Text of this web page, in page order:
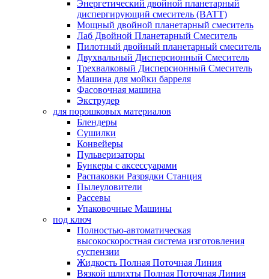
Энергетический двойной планетарный
диспергирующий смеситель (BATT)
Мощный двойной планетарный смеситель
Лаб Двойной Планетарный Смеситель
Пилотный двойный планетарный смеситель
Двухвальный Дисперсионный Смеситель
Трехвалковый Дисперсионный Смеситель
Машина для мойки барреля
Фасовочная машина
Экструдер
для порошковых материалов
Блендеры
Сушилки
Конвейеры
Пульверизаторы
Бункеры с аксессуарами
Распаковки Разрядки Станция
Пылеуловители
Рассевы
Упаковочные Машины
под ключ
Полностью-автоматическая
высокоскоростная система изготовления
суспензии
Жидкость Полная Поточная Линия
Вязкой шлихты Полная Поточная Линия